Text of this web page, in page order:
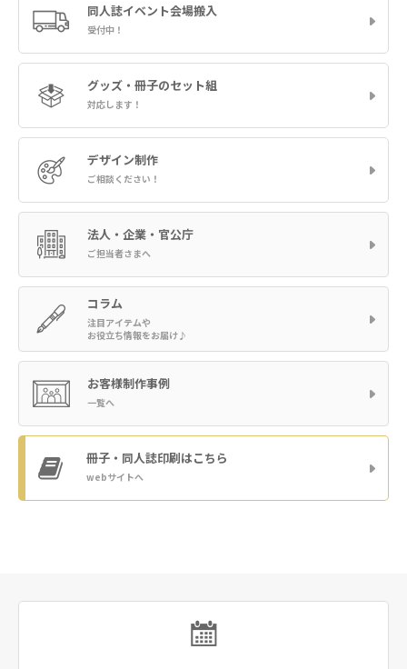
同人誌イベント会場搬入
受付中！
グッズ・冊子のセット組
対応します！
デザイン制作
ご相談ください！
法人・企業・官公庁
ご担当者さまへ
コラム
注目アイテムや
お役立ち情報をお届け♪
お客様制作事例
一覧へ
冊子・同人誌印刷はこちら
webサイトへ